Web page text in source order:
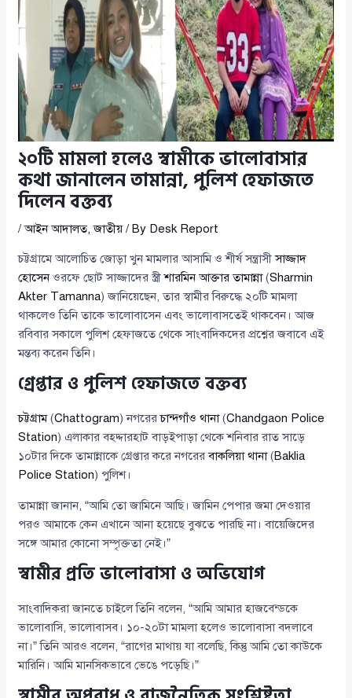
২০টি মামলা হলেও স্বামীকে ভালোবাসার
কথা জানালেন তামান্না, পুলিশ হেফাজতে
দিলেন বক্তব্য
/আইন আদালত,জাতীয় / By Desk Report
চট্টগ্রামে আলোচিত জোড়া খুন মামলার আসামি ও শীর্ষ সন্ত্রাসীসাজ্জাদ
হোসেনওরফে ছোট সাজ্জাদের স্ত্রীশারমিন আক্তার তামান্না(Sharmin
Akter Tamanna) জানিয়েছেন, তার স্বামীর বিরুদ্ধে ২০টি মামলা
থাকলেও তিনি তাকে ভালোবাসেন এবং ভালোবাসতেই থাকবেন। আজ
রবিবার সকালে পুলিশ হেফাজতে থেকে সাংবাদিকদের প্রশ্নের জবাবে এই
মন্তব্য করেন তিনি।
গ্রেপ্তার ও পুলিশ হেফাজতে বক্তব্য
চট্টগ্রাম(Chattogram) নগরেরচান্দগাঁও থানা(Chandgaon Police
Station) এলাকার বহদ্দারহাট বাড়ইপাড়া থেকে শনিবার রাত সাড়ে
১০টার দিকে তামান্নাকে গ্রেপ্তার করে নগরেরবাকলিয়া থানা(Baklia
Police Station) পুলিশ।
তামান্না জানান, “আমি তো জামিনে আছি। জামিন পেপার জমা দেওয়ার
পরও আমাকে কেন এখানে আনা হয়েছে বুঝতে পারছি না। বায়েজিদের
সঙ্গে আমার কোনো সম্পৃক্ততা নেই।”
স্বামীর প্রতি ভালোবাসা ও অভিযোগ
সাংবাদিকরা জানতে চাইলে তিনি বলেন, “আমি আমার হাজবেন্ডকে
ভালোবাসি, ভালোবাসব। ১০-২০টা মামলা হলেও ভালোবাসা বদলাবে
না।” তিনি আরও বলেন, “রাগের মাথায় যা বলেছি, কিন্তু আমি তো কাউকে
মারিনি। আমি মানসিকভাবে ভেঙে পড়েছি।”